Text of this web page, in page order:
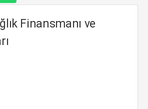
Finansmanı ve